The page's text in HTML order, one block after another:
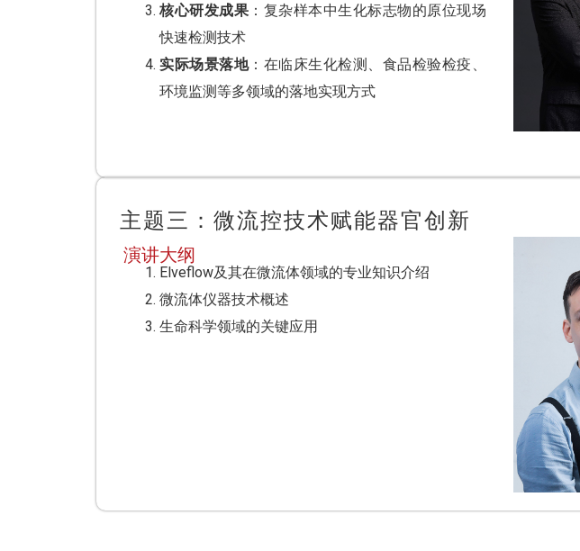
核心研发成果 ：复杂样本中生化标志物的原位现场
快速检测技术
实际场景落地：在临床生化检测、食品检验检疫、
环境监测等多领域的落地实现方式
主题三：微流控技术赋能器官创新
演讲大纲
Elveflow及其在微流体领域的专业知识介绍
微流体仪器技术概述
生命科学领域的关键应用